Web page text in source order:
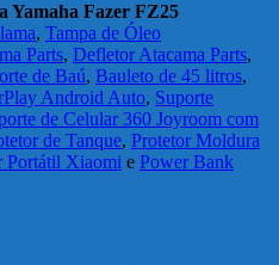
Yamaha Fazer FZ25
, Tampa de Óleo
Parts, Defletor Atacama Parts,
de Baú, Bauleto de 45 litros,
Android Auto, Suporte
de Celular 360 Joyroom com
de Tanque, Protetor Moldura
Portátil Xiaomi e Power Bank